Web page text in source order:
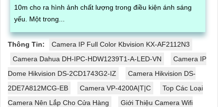
10m cho ra hình ảnh chất lượng trong điều kiện ánh sáng
yếu. Một trong...
Thông Tin:
Camera IP Full Color Kbvision KX-AF2112N3
Camera Dahua DH-IPC-HDW1239T1-A-LED-VN
Camera IP
Dome Hikvision DS-2CD1743G2-IZ
Camera Hikvision DS-
2DE7A812MCG-EB
Camera VP-4200A|T|C
Top Các Loại
Camera Nên Lắp Cho Cửa Hàng
Giới Thiệu Camera Wifi